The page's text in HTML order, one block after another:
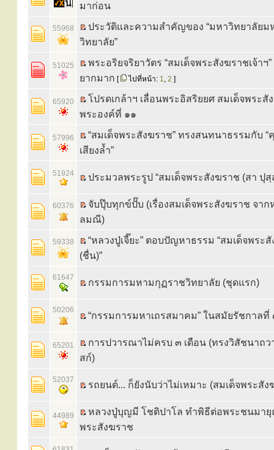
มาก่อน
55968
ประวัติและความสำคัญของ “มหาวิทยาลัยม
วิทยาลัย”
51025
พระอริยจริยาวัตร “สมเด็จพระสังฆราชเจ้าฯ
ยากมาก [ ไปที่หน้า: 1, 2 ]
65920
โปรดเกล้าฯ เลื่อนพระอิสริยยศ สมเด็จพระสั
พระองค์ที่ ๑๑
57996
“สมเด็จพระสังฆราช” ทรงสนทนาธรรมกับ
เสียงล้ำ”
51924 ประมวลพระรูป “สมเด็จพระสังฆราช (สา ปุสฺ
60376
จับปุ๊บทุกข์ปั๊บ (เรื่องสมเด็จพระสังฆราช จา
ลมณี)
59338
“หลวงปู่เจี๊ยะ” ตอบปัญหาธรรม “สมเด็จพระสั
(ชื่น)”
61647 กรรมการมหามกุฏราชวิทยาลัย (ชุดแรก)
50206
“กรรมการมหาเถรสมาคม” ในสมัยรัชกาลที่
65201
การปวารณาไม่ครบ ๓ เดือน (ทรงวิสัชนาถว
สก์)
52037 รถยนต์... ก็ยังนับว่าไม่เหมาะ (สมเด็จพระสัง
44989
หลวงปู่บุญมี โชติปาโล ทำพิธีต่อพระชนมายุ
พระสังฆราช